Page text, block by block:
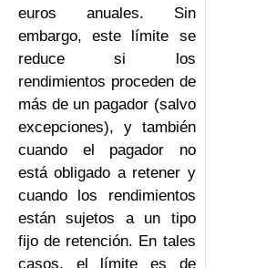
euros anuales. Sin
embargo, este límite se
reduce si los
rendimientos proceden de
más de un pagador (salvo
excepciones), y también
cuando el pagador no
está obligado a retener y
cuando los rendimientos
están sujetos a un tipo
fijo de retención. En tales
casos, el límite es de